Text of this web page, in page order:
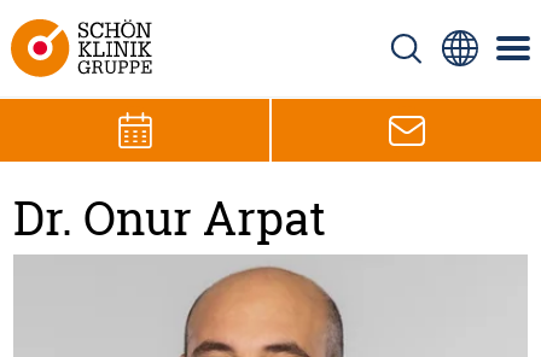
Dr. Onur Arpat